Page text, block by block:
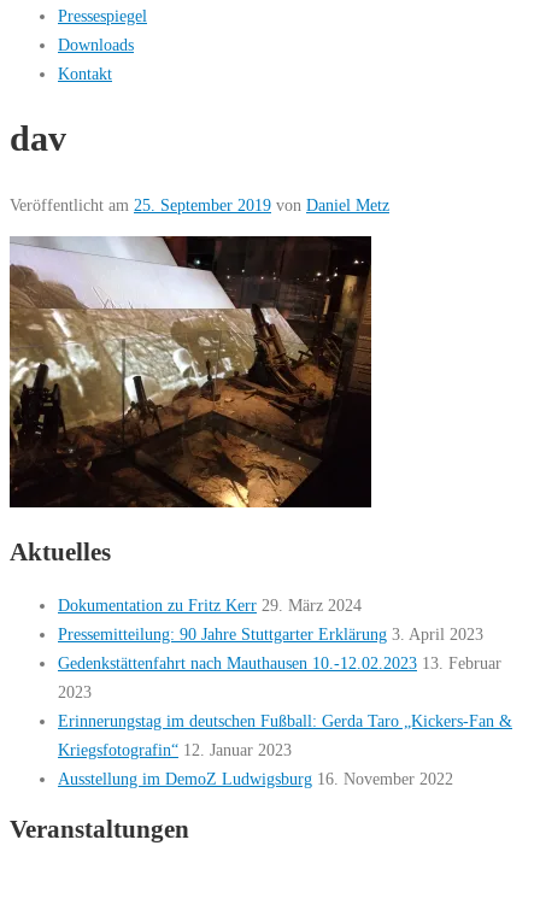
Pressespiegel
Downloads
Kontakt
dav
Veröffentlicht am 25. September 2019 von Daniel Metz
Aktuelles
Dokumentation zu Fritz Kerr 29. März 2024
Pressemitteilung: 90 Jahre Stuttgarter Erklärung 3. April 2023
Gedenkstättenfahrt nach Mauthausen 10.-12.02.2023 13. Februar
2023
Erinnerungstag im deutschen Fußball: Gerda Taro „Kickers-Fan &
Kriegsfotografin“ 12. Januar 2023
Ausstellung im DemoZ Ludwigsburg 16. November 2022
Veranstaltungen